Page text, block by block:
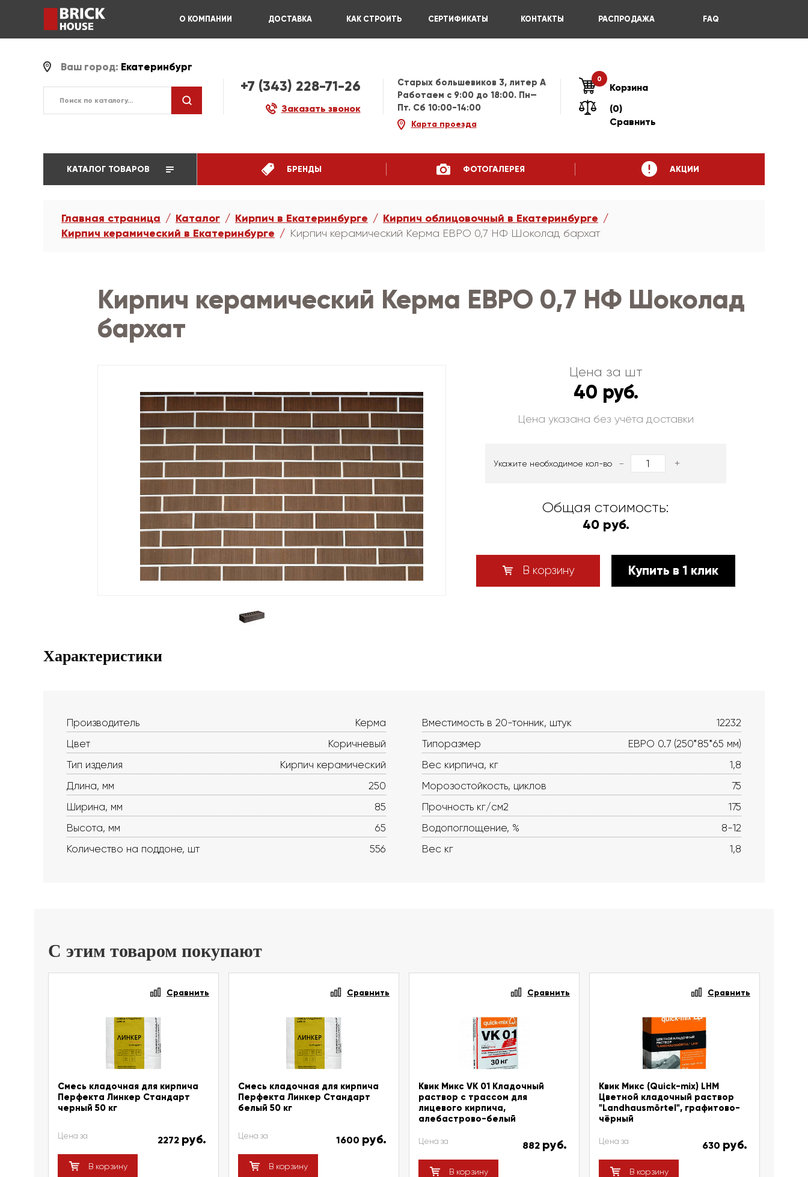
О КОМПАНИИ ДОСТАВКА КАК СТРОИТЬ СЕРТИФИКАТЫ КОНТАКТЫ РАСПРОДАЖА FAQ
Ваш город: Екатеринбург
+7 (343) 228-71-26
Заказать звонок
Старых большевиков 3, литер А
Работаем c 9:00 до 18:00. Пн—
Пт. Сб 10:00-14:00
Карта проезда
0
Корзина
(0)
Сравнить
КАТАЛОГ ТОВАРОВ БРЕНДЫ ФОТОГАЛЕРЕЯ АКЦИИ
Главная страница Каталог Кирпич в Екатеринбурге
Кирпич облицовочный в Екатеринбурге
Кирпич керамический в Екатеринбурге
Кирпич керамический Керма ЕВРО 0,7 НФ Шоколад бархат
Кирпич керамический Керма ЕВРО 0,7 НФ Шоколад
бархат
Цена за шт
40 руб.
Цена указана без учёта доставки
Укажите необходимое кол-во - +
Общая стоимость:
40 руб.
В корзину Купить в 1 клик
Характеристики
Производитель
Керма
Цвет
Коричневый
Тип изделия
Кирпич керамический
Длина, мм
250
Ширина, мм
85
Высота, мм
65
Количество на поддоне, шт
556
Вместимость в 20-тонник, штук
12232
Типоразмер
ЕВРО 0.7 (250*85*65 мм)
Вес кирпича, кг
1,8
Морозостойкость, циклов
75
Прочность кг/см2
175
Водопоглощение, %
8-12
Вес кг
1,8
С этим товаром покупают
Сравнить
Смесь кладочная для кирпича
Перфекта Линкер Стандарт
черный 50 кг
Цена за 2272 руб.
В корзину
Сравнить
Смесь кладочная для кирпича
Перфекта Линкер Стандарт
белый 50 кг
Цена за 1600 руб.
В корзину
Сравнить
Квик Микс VK 01 Кладочный
раствор с трассом для
лицевого кирпича,
алебастрово-белый
Цена за 882 руб.
В корзину
Сравнить
Квик Микс (Quick-mix) LHM
Цветной кладочный раствор
"Landhausmörtel", графитово-
чёрный
Цена за 630 руб.
В корзину